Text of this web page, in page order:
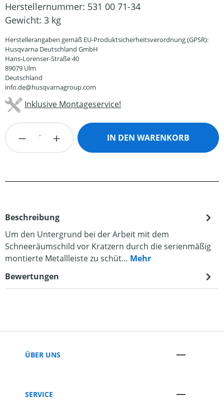
Herstellernummer: 531 00 71-34
Gewicht: 3 kg
Herstellerangaben gemäß EU-Produktsicherheitsverordnung (GPSR):
Husqvarna Deutschland GmbH
Hans-Lorenser-Straße 40
89079 Ulm
Deutschland
info.de@husqvarnagroup.com
Inklusive Montageservice!
Produkt Anzahl: Gib den gewünschten
IN DEN WARENKORB
Beschreibung
Um den Untergrund bei der Arbeit mit dem
Schneeräumschild vor Kratzern durch die serienmäßig
montierte Metallleiste zu schüt… Mehr
Bewertungen
ÜBER UNS
SERVICE